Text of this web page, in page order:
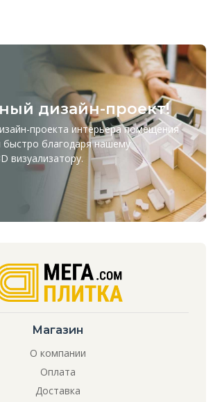
дизайн-проект!
проекта интерьера помещения
быстро благодаря нашему
визуализатору.
Магазин
О компании
Оплата
Доставка